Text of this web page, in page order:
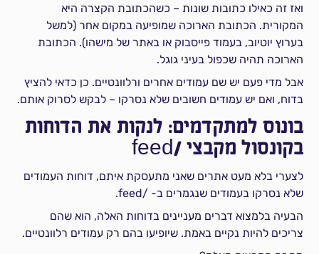
ואז זה כאילו כתובות שונות – כשהכתובת הקצרה היא
המקורית. הכתובת הארוכה שמופיעה במקום אחר (למשל
בערוץ יוטיוב, בעמוד פייסבוק או באתר של מישהו). הכתובת
הארוכה תהיה שכפול בעיני גוגל.
אבל מדי פעם יש שם עמודים אחרים ורלוונטיים. כן כדאי להציץ
בדוח, ואם יש עמודים חשובים שלא נסרקו – לבקש לסרוק אותם.
בונוס למתקדמים: לנקות את הדוחות
בקונסול מקבצי /feed
לצערי בלא מעט אתרים שאני מתעסקת איתם, דוחות העמודים
שלא נסרקו בעמודים שנגמרים ב- /feed.
הבעיה בלמצוא דברים מעניינים בדוחות האלה, הוא שהם
צריכים להיות נקיים באמת. שיופיעו בהם רק עמודים רלוונטיים.